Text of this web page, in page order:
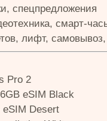
спецпредложения
смарт-
лифт,
Pro 2
eSIM Black
eSIM Desert